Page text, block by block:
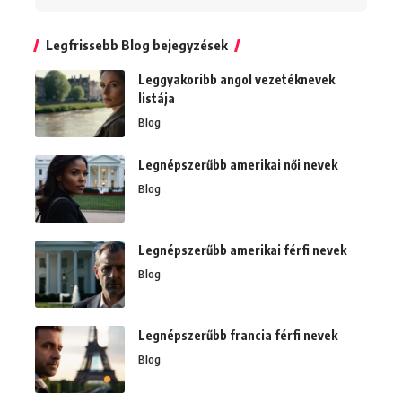
Legfrissebb Blog bejegyzések
Leggyakoribb angol vezetéknevek
listája
Blog
Legnépszerűbb amerikai női nevek
Blog
Legnépszerűbb amerikai férfi nevek
Blog
Legnépszerűbb francia férfi nevek
Blog